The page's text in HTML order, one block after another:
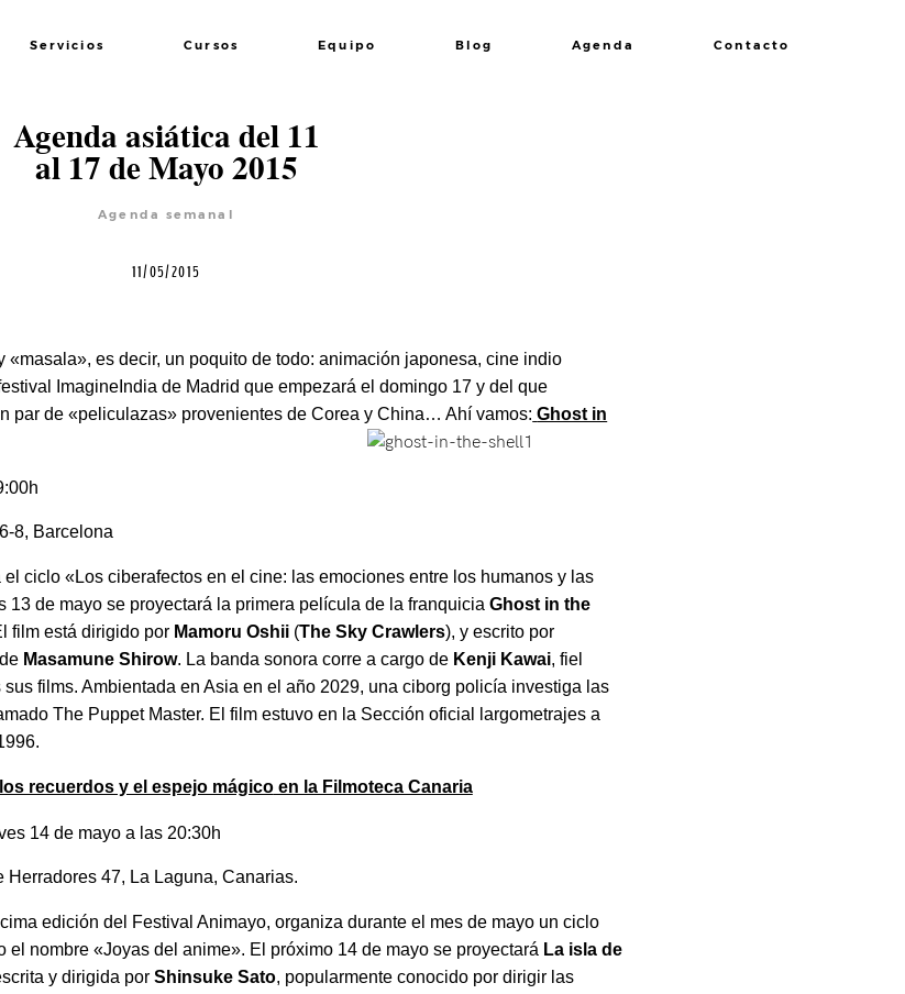
Servicios Cursos Equipo Blog Agenda Contacto
Agenda asiática del 11
al 17 de Mayo 2015
Agenda semanal
11/05/2015
«masala», es decir, un poquito de todo: animación japonesa, cine indio
ImagineIndia de Madrid que empezará el domingo 17 y del que
par de «peliculazas» provenientes de Corea y China… Ahí vamos: Ghost in
8, Barcelona
ciclo «Los ciberafectos en el cine: las emociones entre los humanos y las
13 de mayo se proyectará la primera película de la franquiciaGhost in the
film está dirigido por Mamoru Oshii (The Sky Crawlers), y escrito por
Masamune Shirow. La banda sonora corre a cargo de Kenji Kawai, fiel
films. Ambientada en Asia en el año 2029, una ciborg policía investiga las
The Puppet Master. El film estuvo en la Sección oficial largometrajes a
recuerdos y el espejo mágicoen la Filmoteca Canaria
14 de mayo a las 20:30h
47, La Laguna, Canarias.
edición del Festival Animayo, organiza durante el mes de mayo un ciclo
nombre «Joyas del anime». El próximo 14 de mayo se proyectará La isla de
y dirigida por Shinsuke Sato, popularmente conocido por dirigir las